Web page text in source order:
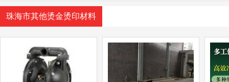
珠海市其他烫金烫印材料